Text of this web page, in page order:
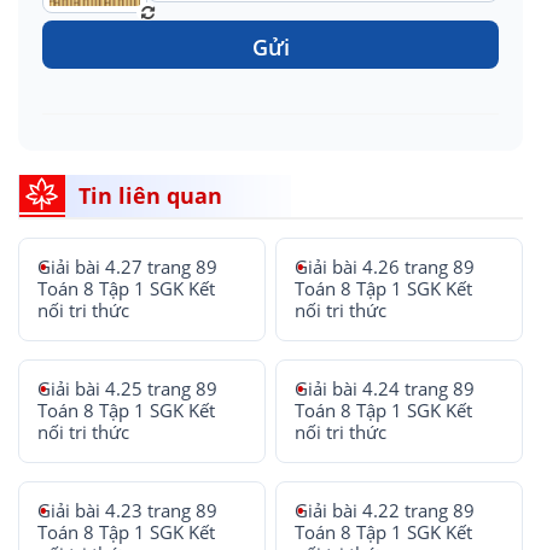
Gửi
Tin liên quan
Giải bài 4.27 trang 89
Toán 8 Tập 1 SGK Kết
nối tri thức
Giải bài 4.26 trang 89
Toán 8 Tập 1 SGK Kết
nối tri thức
Giải bài 4.25 trang 89
Toán 8 Tập 1 SGK Kết
nối tri thức
Giải bài 4.24 trang 89
Toán 8 Tập 1 SGK Kết
nối tri thức
Giải bài 4.23 trang 89
Toán 8 Tập 1 SGK Kết
Giải bài 4.22 trang 89
Toán 8 Tập 1 SGK Kết